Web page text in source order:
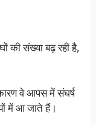
की संख्या बढ़ रही है,
वे आपस में संघर्ष
में आ जाते हैं।